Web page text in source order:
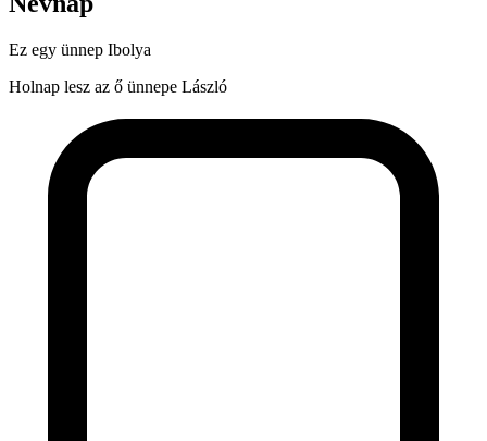
Ez egy ünnep Ibolya
Holnap lesz az ő ünnepe László